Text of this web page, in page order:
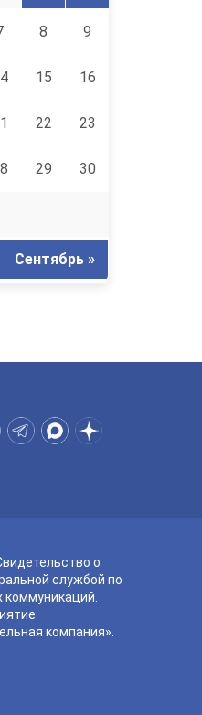
8 9
15 16
22 23
29 30
Сентябрь »
о
службой по
компания».